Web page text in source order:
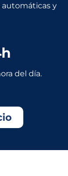
automáticas y
del día.